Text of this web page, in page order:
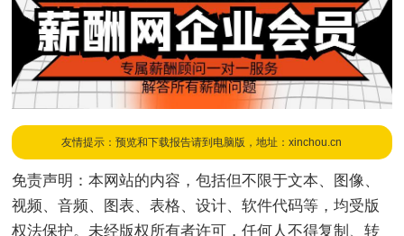
友情提示：预览和下载报告请到电脑版，地址：xinchou.cn
免责声明：本网站的内容，包括但不限于文本、图像、
视频、音频、图表、表格、设计、软件代码等，均受版
权法保护。未经版权所有者许可，任何人不得复制、转